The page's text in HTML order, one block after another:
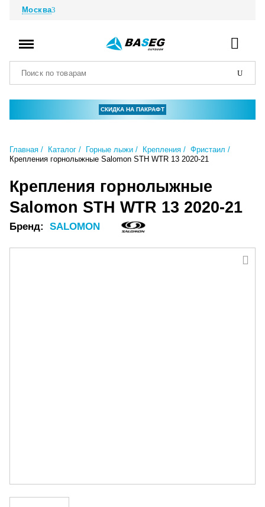
Москва
СКИДКА НА ПАКРАФТ
Главная Каталог Горные лыжи Крепления
Фристаил
Крепления горнолыжные Salomon STH WTR 13 2020-21
Крепления горнолыжные
Salomon STH WTR 13 2020-21
Бренд: SALOMON